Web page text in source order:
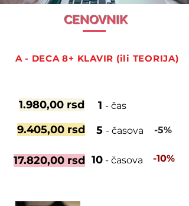
CENOVNIK
A - DECA 8+ KLAVIR (ili TEORIJA)
1.980,00 rsd 1 - čas
9.405,00 rsd 5 - časova -5%
17.820,00 rsd 10 - časova -10%